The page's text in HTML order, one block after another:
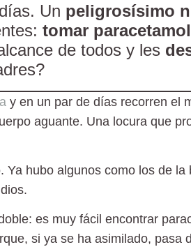
Un peligrosísimo
tomar paracetamol
de todos y les
y en un par de días recorren el
aguante. Una locura que
Ya hubo algunos como los de
es muy fácil encontrar
si ya se ha asimilado, pasa